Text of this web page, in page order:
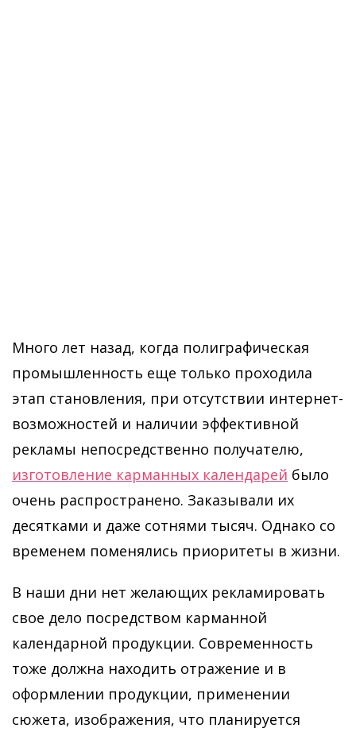
Много лет назад, когда полиграфическая
промышленность еще только проходила
этап становления, при отсутствии интернет-
возможностей и наличии эффективной
рекламы непосредственно получателю,
изготовление карманных календарей было
очень распространено. Заказывали их
десятками и даже сотнями тысяч. Однако со
временем поменялись приоритеты в жизни.
В наши дни нет желающих рекламировать
свое дело посредством карманной
календарной продукции. Современность
тоже должна находить отражение и в
оформлении продукции, применении
сюжета, изображения, что планируется